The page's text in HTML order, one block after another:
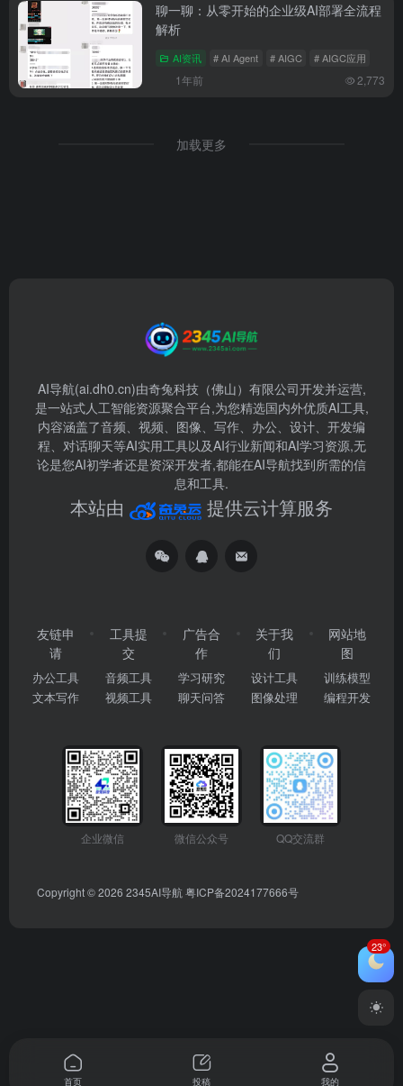
聊一聊：从零开始的企业级AI部署全流程
解析
AI资讯 # AI Agent # AIGC # AIGC应用
1年前 2,773
加载更多
AI导航(ai.dh0.cn)由奇兔科技（佛山）有限公司开发并运营,
是一站式人工智能资源聚合平台,为您精选国内外优质AI工具,
内容涵盖了音频、视频、图像、写作、办公、设计、开发编
程、对话聊天等AI实用工具以及AI行业新闻和AI学习资源,无
论是您AI初学者还是资深开发者,都能在AI导航找到所需的信
息和工具.
本站由 提供云计算服务
友链申
请
办公工具
文本写作
工具提
交
音频工具
视频工具
广告合
作
学习研究
聊天问答
关于我
们
设计工具
图像处理
网站地
图
训练模型
编程开发
企业微信 微信公众号 QQ交流群
Copyright © 2026 2345AI导航 粤ICP备2024177666号
23°
首页 投稿 我的